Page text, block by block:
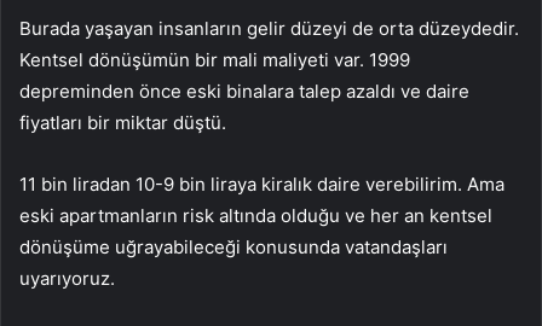
Burada yaşayan insanların gelir düzeyi de orta düzeydedir.
Kentsel dönüşümün bir mali maliyeti var. 1999
depreminden önce eski binalara talep azaldı ve daire
fiyatları bir miktar düştü.
11 bin liradan 10-9 bin liraya kiralık daire verebilirim. Ama
eski apartmanların risk altında olduğu ve her an kentsel
dönüşüme uğrayabileceği konusunda vatandaşları
uyarıyoruz.